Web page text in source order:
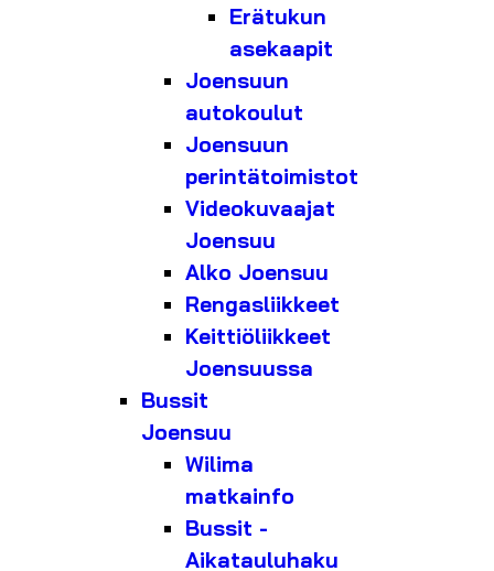
Erätukun
asekaapit
Joensuun
autokoulut
Joensuun
perintätoimistot
Videokuvaajat
Joensuu
Alko Joensuu
Rengasliikkeet
Keittiöliikkeet
Joensuussa
Bussit
Joensuu
Wilima
matkainfo
Bussit -
Aikatauluhaku